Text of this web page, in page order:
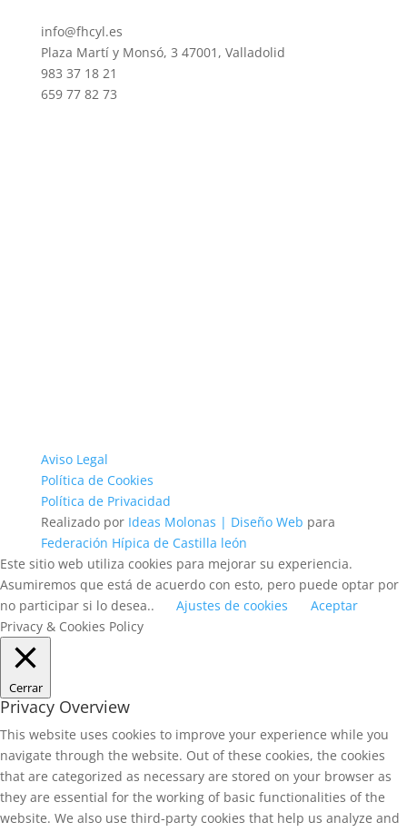
info@fhcyl.es
Plaza Martí y Monsó, 3 47001, Valladolid
983 37 18 21
659 77 82 73
Aviso Legal
Política de Cookies
Política de Privacidad
Realizado por Ideas Molonas | Diseño Web para
Federación Hípica de Castilla león
Este sitio web utiliza cookies para mejorar su experiencia.
Asumiremos que está de acuerdo con esto, pero puede optar por
no participar si lo desea..
Ajustes de cookies
Aceptar
Privacy & Cookies Policy
Cerrar
Privacy Overview
This website uses cookies to improve your experience while you
navigate through the website. Out of these cookies, the cookies
that are categorized as necessary are stored on your browser as
they are essential for the working of basic functionalities of the
website. We also use third-party cookies that help us analyze and